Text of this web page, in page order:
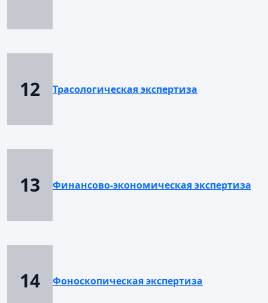
12 Трасологическая экспертиза
13 Финансово-экономическая экспертиза
14 Фоноскопическая экспертиза